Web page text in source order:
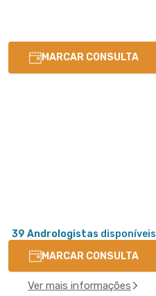
MARCAR CONSULTA
39 Andrologistas disponíveis
MARCAR CONSULTA
Ver mais informações